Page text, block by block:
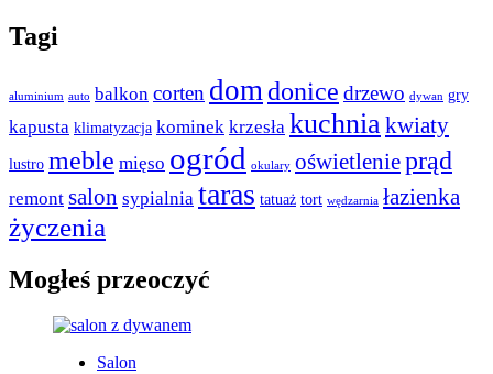
Tagi
aluminium auto balkon corten dom donice drzewo dywan gry
kapusta klimatyzacja kominek krzesła kuchnia kwiaty
lustro meble mięso ogród okulary oświetlenieprąd
remont salon sypialnia taras tatuaż tort wędzarnia łazienka
życzenia
Mogłeś przeoczyć
Salon